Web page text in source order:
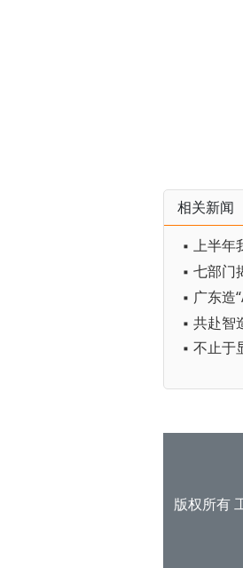
相关新闻
▪ 上半年
▪ 广东造
版权所有